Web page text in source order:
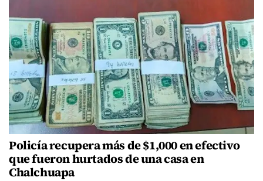
Policía recupera más de $1,000 en efectivo
que fueron hurtados de una casa en
Chalchuapa